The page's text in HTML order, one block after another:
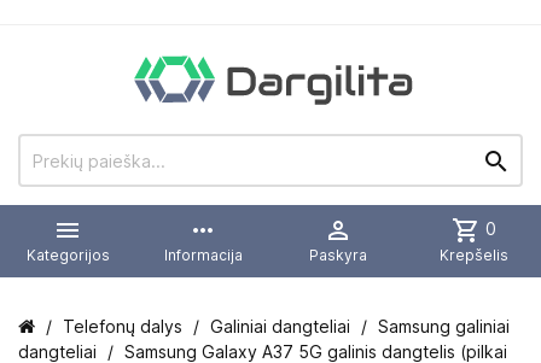


Kategorijos
more_horiz
Informacija

Paskyra
shopping_cart 0
Krepšelis
Telefonų dalys Galiniai dangteliai
Samsung galiniai
dangteliai
Samsung Galaxy A37 5G galinis dangtelis (pilkai